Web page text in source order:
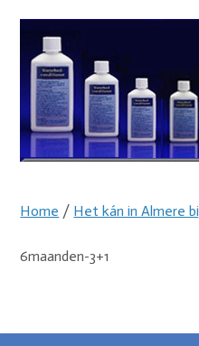
Home / Het kán in Almere
6maanden-3+1